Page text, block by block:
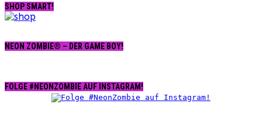
SHOP SMART!
NEON ZOMBIE® – DER GAME BOY!
FOLGE #NEONZOMBIE AUF INSTAGRAM!